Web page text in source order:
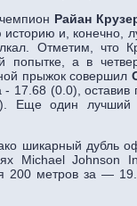
Райан
и, конечно,
Отметим, что
попытке, а в
прыжок совершил
- 17.68 (0.0),
Еще один лучший
шикарный дубль
Michael Johnson
200 метров за —